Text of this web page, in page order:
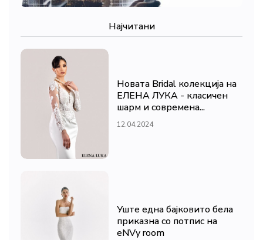
Најчитани
Новата Bridal колекција на
ЕЛЕНА ЛУКА - класичен
шарм и современа...
12.04.2024
Уште една бајковито бела
приказна со потпис на
eNVy room